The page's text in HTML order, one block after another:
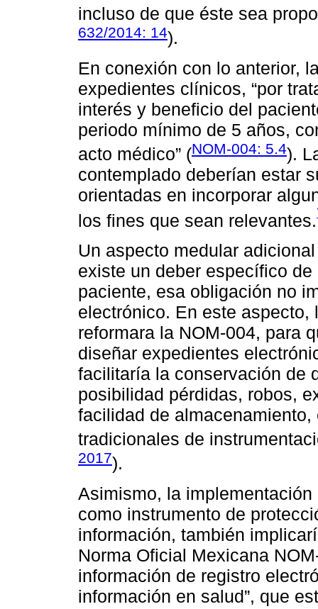
incluso de que éste sea
632/2014: 14).
En conexión con lo anterior,
expedientes clínicos, “por
interés y beneficio del
periodo mínimo de 5 años,
acto médico” (NOM-004: 5.4).
contemplado deberían estar
orientadas en incorporar
los fines que sean relevantes.
Un aspecto medular
existe un deber específico
paciente, esa obligación no
electrónico. En este
reformara la NOM-004, para
diseñar expedientes
facilitaría la conservación de
posibilidad pérdidas, robos,
facilidad de
tradicionales de
2017).
Asimismo, la
como instrumento de
información, también
Norma Oficial Mexicana
información de registro
información en salud”, que